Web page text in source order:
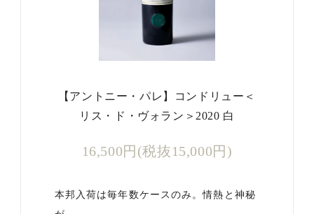
【アントニー・パレ】コンドリュー＜
リス・ド・ヴォラン＞2020 白
16,500円(税抜15,000円)
本邦入荷は毎年数ケースのみ。情熱と神秘